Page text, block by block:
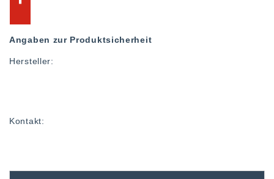
Angaben zur Produktsicherheit
Hersteller:
Kontakt: